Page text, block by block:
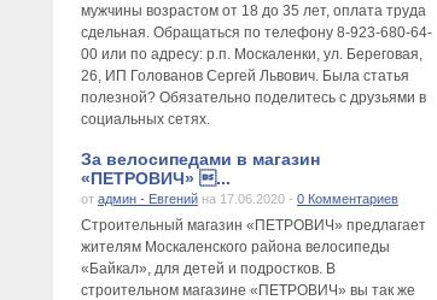
мужчины возрастом от 18 до 35 лет, оплата труда
сдельная. Обращаться по телефону 8-923-680-64-
00 или по адресу: р.п. Москаленки, ул. Береговая,
26, ИП Голованов Сергей Львович. Была статья
полезной? Обязательно поделитесь с друзьями в
социальных сетях.
За велосипедами в магазин
«ПЕТРОВИЧ» ...
от админ - Евгений на 17.06.2020 - 0 Комментариев
Строительный магазин «ПЕТРОВИЧ» предлагает
жителям Москаленского района велосипеды
«Байкал», для детей и подростков. В
строительном магазине «ПЕТРОВИЧ» вы так же